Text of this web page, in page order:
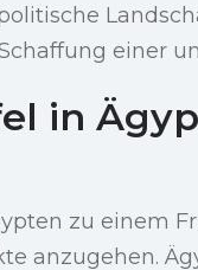
einer
in
zu einem
anzugehen.